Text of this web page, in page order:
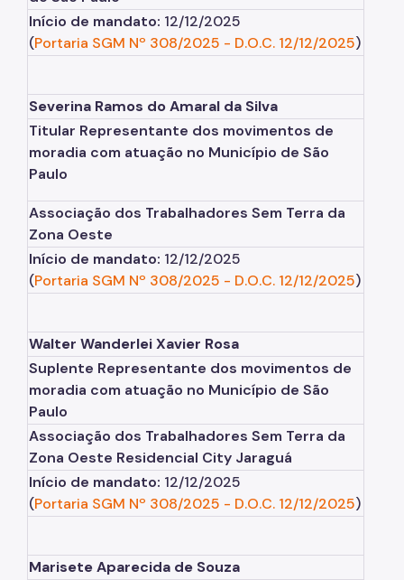
Início de mandato: 12/12/2025
(Portaria SGM Nº 308/2025 - D.O.C. 12/12/2025)
Severina Ramos do Amaral da Silva
Titular Representante dos movimentos de
moradia com atuação no Município de São
Paulo
Associação dos Trabalhadores Sem Terra da
Zona Oeste
Início de mandato: 12/12/2025
(Portaria SGM Nº 308/2025 - D.O.C. 12/12/2025)
Walter Wanderlei Xavier Rosa
Suplente Representante dos movimentos de
moradia com atuação no Município de São
Paulo
Associação dos Trabalhadores Sem Terra da
Zona Oeste Residencial City Jaraguá
Início de mandato: 12/12/2025
(Portaria SGM Nº 308/2025 - D.O.C. 12/12/2025)
Marisete Aparecida de Souza